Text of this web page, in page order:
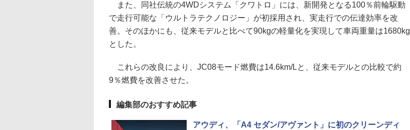
また、同社伝統の4WDシステム「クワトロ」には、新開発となる100％前輪駆動
で走行可能な「ウルトラテクノロジー」が初採用され、実走行での伝達効率を改
善。そのほかにも、従来モデルと比べて90kgの軽量化を実現して車両重量は1680kg
とした。
これらの改良により、JC08モード燃費は14.6km/Lと、従来モデルとの比較で約
9％燃費を改善させた。
編集部のおすすめ記事
アウディ、「A4 セダン/アヴァント」に初のクリーンディ